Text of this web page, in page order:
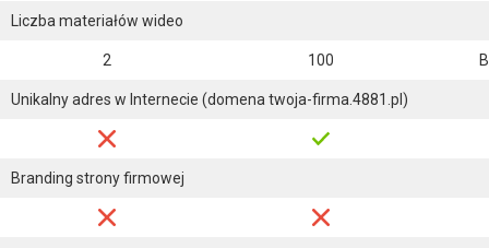
Liczba materiałów wideo
2 100
Unikalny adres w Internecie (domena twoja-firma.4881.pl)
Branding strony firmowej